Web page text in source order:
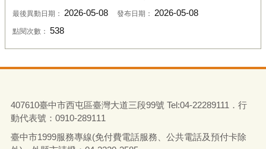
最後異動日期： 2026-05-08 發布日期： 2026-05-08
點閱次數： 538
407610臺中市西屯區臺灣大道三段99號 Tel:04-22289111．行
動代表號：0910-289111
臺中市1999服務專線(免付費電話服務、公共電話及預付卡除